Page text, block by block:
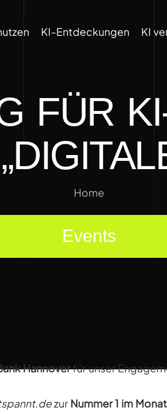
KI-Entdeckungen KI
FÜR
Home
Events
Hannoverfür unser
zur Nummer 1 im